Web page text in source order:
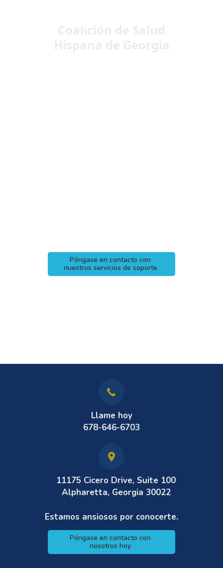
Póngase en contacto con
nuestros servicios de soporte
Llame hoy
678-646-6703
11175 Cicero Drive, Suite 100
Alpharetta, Georgia 30022
Estamos ansiosos por conocerte.
Póngase en contacto con
nosotros hoy